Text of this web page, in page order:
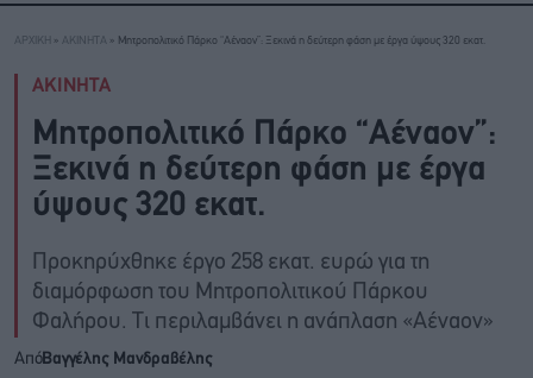
ΑΡΧΙΚΗ » ΑΚΙΝΗΤΑ » Μητροπολιτικό Πάρκο “Αέναον”: Ξεκινά η δεύτερη φάση με έργα ύψους 320 εκατ.
ΑΚΙΝΗΤΑ
Μητροπολιτικό Πάρκο “Αέναον”:
Ξεκινά η δεύτερη φάση με έργα
ύψους 320 εκατ.
Προκηρύχθηκε έργο 258 εκατ. ευρώ για τη
διαμόρφωση του Μητροπολιτικού Πάρκου
Φαλήρου. Τι περιλαμβάνει η ανάπλαση «Αέναον»
ΑπόΒαγγέλης Μανδραβέλης